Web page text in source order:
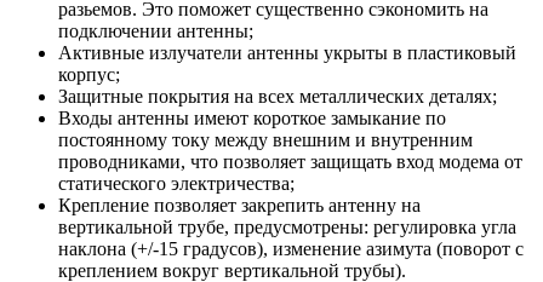
разьемов. Это поможет существенно сэкономить на
подключении антенны;
Активные излучатели антенны укрыты в пластиковый
корпус;
Защитные покрытия на всех металлических деталях;
Входы антенны имеют короткое замыкание по
постоянному току между внешним и внутренним
проводниками, что позволяет защищать вход модема от
статического электричества;
Крепление позволяет закрепить антенну на
вертикальной трубе, предусмотрены: регулировка угла
наклона (+/-15 градусов), изменение азимута (поворот с
креплением вокруг вертикальной трубы).